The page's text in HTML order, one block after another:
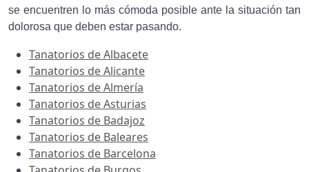
se encuentren lo más cómoda posible ante la situación tan
dolorosa que deben estar pasando.
Tanatorios de Albacete
Tanatorios de Alicante
Tanatorios de Almería
Tanatorios de Asturias
Tanatorios de Badajoz
Tanatorios de Baleares
Tanatorios de Barcelona